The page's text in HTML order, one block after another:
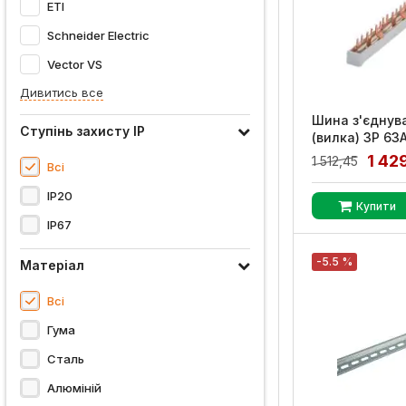
ETI
Schneider Electric
Vector VS
Дивитись все
Ступінь захисту IP
Всі
IP20
IP67
Матеріал
Всі
Гума
Сталь
Алюміній
Шина
(вилка) 3Р
1метр,
1 512,45 1
Купити
-5.5 %